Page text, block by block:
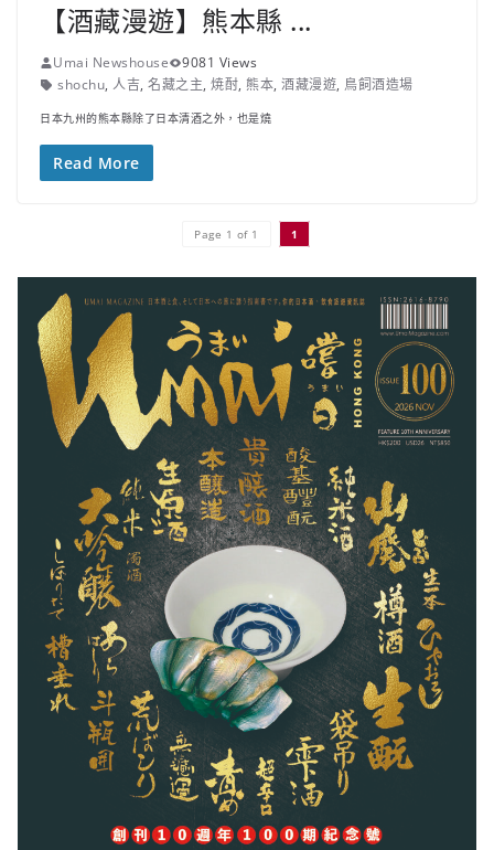
【酒藏漫遊】熊本縣 ...
Umai Newshouse
9081 Views
shochu, 人吉, 名藏之主, 焼酎, 熊本, 酒藏漫遊, 鳥飼酒造場
日本九州的熊本縣除了日本清酒之外，也是燒
Read More
Page 1 of 1 1